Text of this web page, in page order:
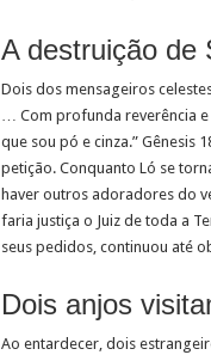
A destruição de
Dois dos mensageiros
… Com profunda reverência e
que sou pó e cinza.” Gênesis
petição. Conquanto Ló se
haver outros adoradores do
faria justiça o Juiz de toda a
seus pedidos, continuou até
Dois anjos
Ao entardecer, dois